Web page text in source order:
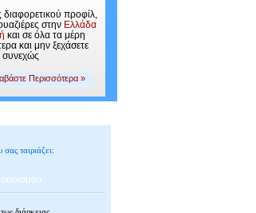
διαφορετικού προφίλ,
στην Ελλάδα
και σε όλα τα μέρη
και μην ξεχάσετε
Περισσότερα »
ταιριάζει: